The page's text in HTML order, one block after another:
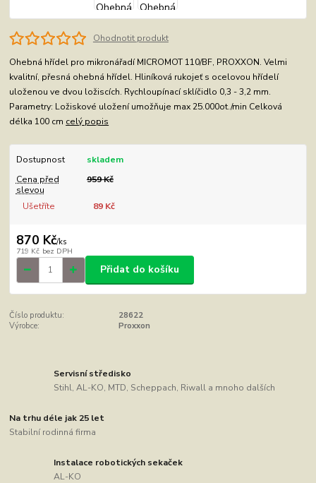
Ohodnotit produkt
Ohebná hřídel pro mikronářadí MICROMOT 110/BF, PROXXON. Velmi
kvalitní, přesná ohebná hřídel. Hliníková rukojeť s ocelovou hřídelí
uloženou ve dvou ložiscích. Rychloupínací sklíčidlo 0,3 - 3,2 mm.
Parametry: Ložiskové uložení umožňuje max 25.000ot./min Celková
délka 100 cm celý popis
Dostupnost
skladem
Cena před
slevou
959 Kč
Ušetříte 89 Kč
870 Kč/ks
719 Kč bez DPH
Přidat do košíku
Číslo produktu:
28622
Výrobce:
Proxxon
Servisní středisko
Stihl, AL-KO, MTD, Scheppach, Riwall a mnoho dalších
Na trhu déle jak 25 let
Stabilní rodinná firma
Instalace robotických sekaček
AL-KO